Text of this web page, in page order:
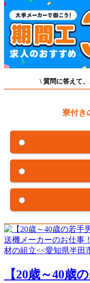
\ 質問に答えて、
寮付き
【20歳～40歳